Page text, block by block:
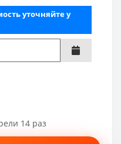
уточняйте у
14 раз